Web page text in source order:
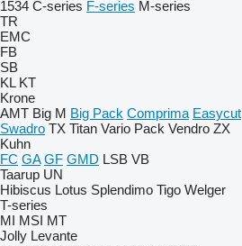
1534 C-series F-series M-series
TR
EMC
FB
SB
KL KT
Krone
AMT Big M Big Pack Comprima Easycut
Swadro TX Titan Vario Pack Vendro ZX
Kuhn
FC GA GF GMD LSB VB
Taarup UN
Hibiscus Lotus Splendimo Tigo Welger
T-series
MI MSI MT
Jolly Levante